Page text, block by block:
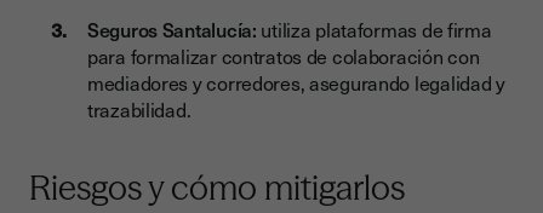
Seguros Santalucía: utiliza plataformas de firma
para formalizar contratos de colaboración con
mediadores y corredores, asegurando legalidad y
trazabilidad.
Riesgos y cómo mitigarlos